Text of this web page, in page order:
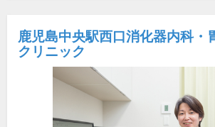
鹿児島中央駅西口消化器内科・
クリニック